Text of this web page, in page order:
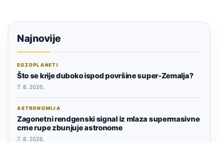
Najnovije
EGZOPLANETI
Što se krije duboko ispod površine super-Zemalja?
7. 8. 2026.
ASTRONOMIJA
Zagonetni rendgenski signal iz mlaza supermasivne
crne rupe zbunjuje astronome
7. 8. 2026.